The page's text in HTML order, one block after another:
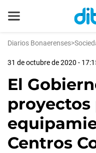
Diarios Bonaerenses>
31 de octubre de 2020 -
El
proyectos
Centros